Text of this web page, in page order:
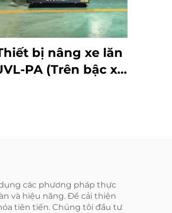
bị nâng xe lăn
PA (Trên bậc xe
các phương pháp thực
và hiệu năng. Để cải thiện
tiên tiến. Chúng tôi đầu tư